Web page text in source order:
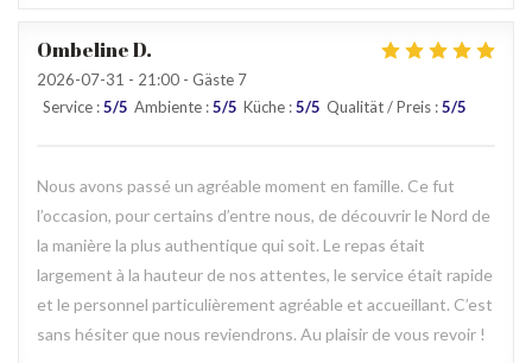
OmbelineD
2026-07-31 - 21:00 - Gäste 7
Service :5/5 Ambiente :5/5 Küche :5/5 Qualität / Preis :5/5
Nous avons passé un agréable moment en famille. Ce fut
l’occasion, pour certains d’entre nous, de découvrir le Nord de
la manière la plus authentique qui soit. Le repas était
largement à la hauteur de nos attentes, le service était rapide
et le personnel particulièrement agréable et accueillant. C’est
sans hésiter que nous reviendrons. Au plaisir de vous revoir !